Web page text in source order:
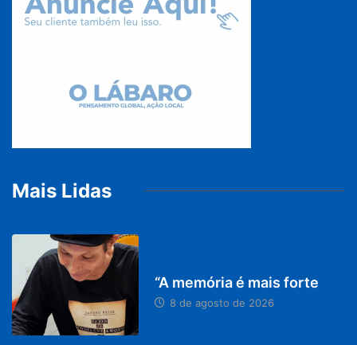
Mais Lidas
“A memória é mais forte
8 de agosto de 2026